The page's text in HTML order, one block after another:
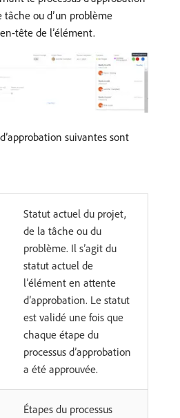
tâche ou d’un problème
tête de l’élément.
suivantes sont
Statut actuel du projet,
de la tâche ou du
problème. Il s’agit du
statut actuel de
l’élément en attente
d’approbation. Le statut
est validé une fois que
chaque étape du
processus d’approbation
a été approuvée.
Étapes du processus